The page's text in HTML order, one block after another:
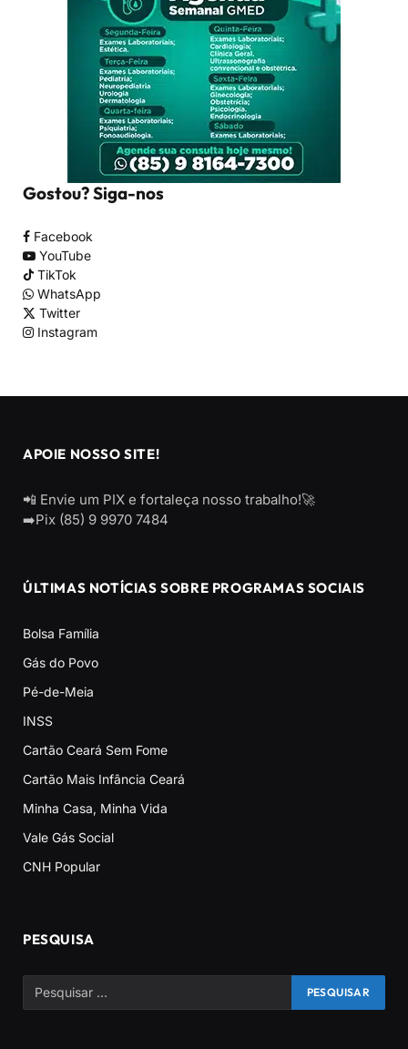
Gostou? Siga-nos
Facebook
YouTube
TikTok
WhatsApp
Twitter
Instagram
APOIE NOSSO SITE!
📲 Envie um PIX e fortaleça nosso trabalho!🚀
➡️Pix (85) 9 9970 7484
ÚLTIMAS NOTÍCIAS SOBRE PROGRAMAS SOCIAIS
Bolsa Família
Gás do Povo
Pé-de-Meia
INSS
Cartão Ceará Sem Fome
Cartão Mais Infância Ceará
Minha Casa, Minha Vida
Vale Gás Social
CNH Popular
PESQUISA